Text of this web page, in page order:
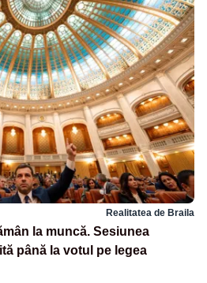
Realitatea de Braila
la muncă. Sesiunea
până la votul pe legea